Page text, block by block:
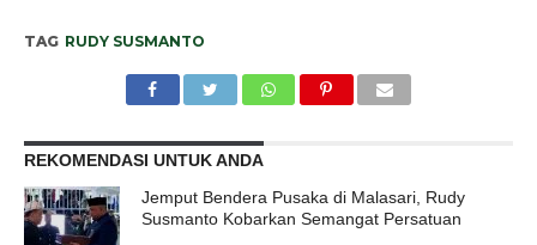
TAG RUDY SUSMANTO
REKOMENDASI UNTUK ANDA
Jemput Bendera Pusaka di Malasari, Rudy
Susmanto Kobarkan Semangat Persatuan